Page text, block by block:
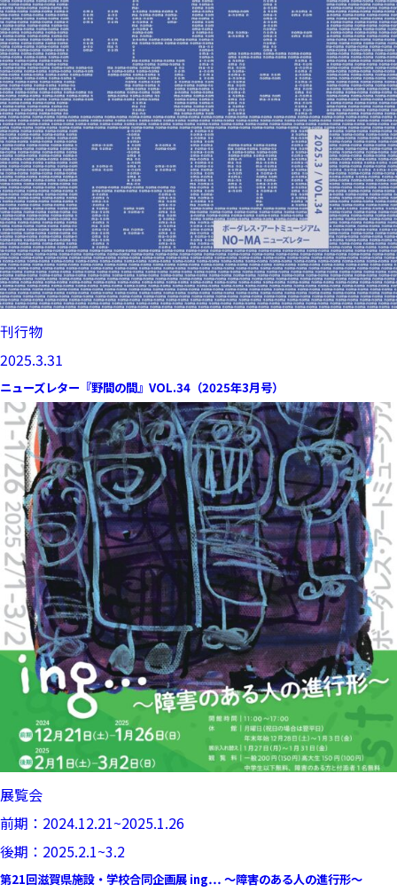
刊行物
2025.3.31
ニューズレター『野間の間』VOL.34（2025年3月号）
展覧会
前期：2024.12.21~2025.1.26
後期：2025.2.1~3.2
第21回滋賀県施設・学校合同企画展 ing… ～障害のある人の進行形～